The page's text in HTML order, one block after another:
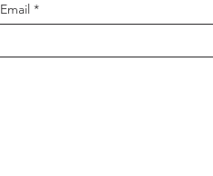
Email